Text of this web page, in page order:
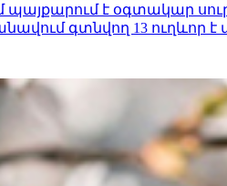
պայքարում է օգտակար
գտնվող 13 ուղևոր է